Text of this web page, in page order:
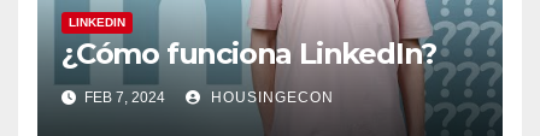
LINKEDIN
¿Cómo funciona LinkedIn?
FEB 7, 2024 HOUSINGECON